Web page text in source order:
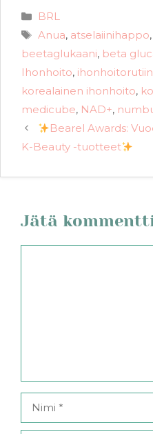
Kategoriat
BRL
Avainsanat
Anua, atselaiinihappo,
beetaglukaani, beta
Ihonhoito,
korealainen ihonhoito,
medicube, NAD+,
Bearel Awards:
K-Beauty -tuotteet
Jätä